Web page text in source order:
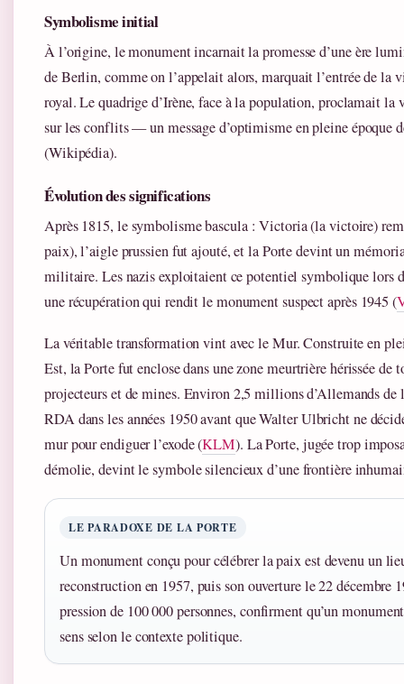
Symbolisme initial
À l’origine, le monument incarnait la promesse d’une ère
de Berlin, comme on l’appelait alors, marquait l’entrée de la
royal. Le quadrige d’Irène, face à la population, proclamait la
sur les conflits — un message d’optimisme en pleine époque
(Wikipédia).
Évolution des significations
Après 1815, le symbolisme bascula : Victoria (la victoire)
paix), l’aigle prussien fut ajouté, et la Porte devint un
militaire. Les nazis exploitaient ce potentiel symbolique lors
une récupération qui rendit le monument suspect après 1945 (
La véritable transformation vint avec le Mur. Construite en
Est, la Porte fut enclose dans une zone meurtrière hérissée de
projecteurs et de mines. Environ 2,5 millions d’Allemands de
RDA dans les années 1950 avant que Walter Ulbricht ne
mur pour endiguer l’exode (KLM). La Porte, jugée trop
démolie, devint le symbole silencieux d’une frontière
LE PARADOXE DE LA PORTE
Un monument conçu pour célébrer la paix est devenu un
reconstruction en 1957, puis son ouverture le 22 décembre
pression de 100 000 personnes, confirment qu’un
sens selon le contexte politique.